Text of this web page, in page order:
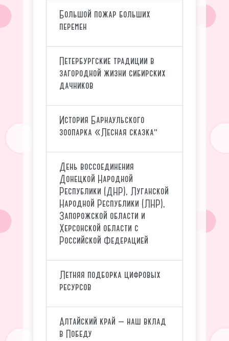
Большой пожар больших
перемен
Петербургские традиции в
загородной жизни сибирских
дачников
История Барнаульского
зоопарка «Лесная сказка"
День воссоединения
Донецкой Народной
Республики (ДНР), Луганской
Народной Республики (ЛНР),
Запорожской области и
Херсонской области с
Российской Федерацией
Летняя подборка цифровых
ресурсов
Алтайский край — наш вклад
в Победу